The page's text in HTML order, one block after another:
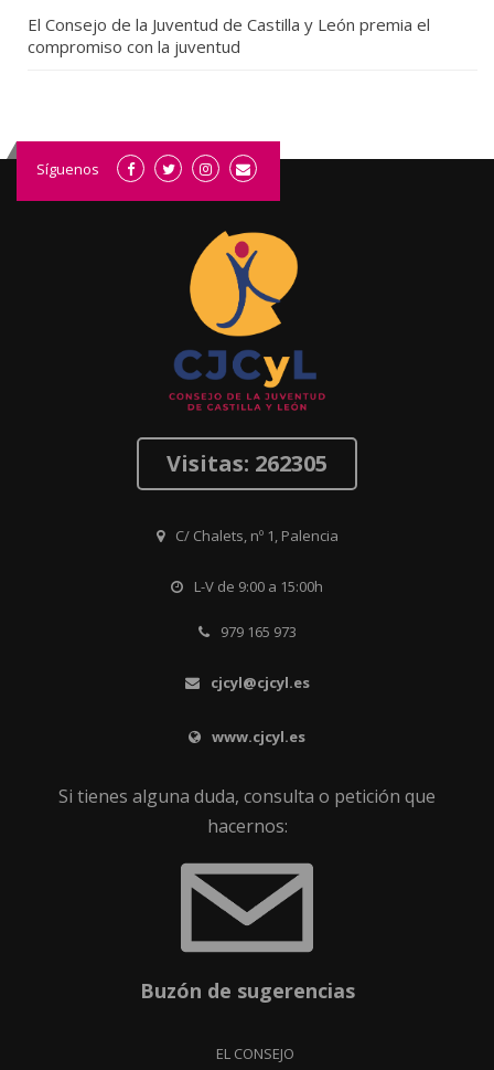
El Consejo de la Juventud de Castilla y León premia el
compromiso con la juventud
Síguenos
Visitas: 262305
C/ Chalets, nº 1, Palencia
L-V de 9:00 a 15:00h
979 165 973
cjcyl@cjcyl.es
www.cjcyl.es
Si tienes alguna duda, consulta o petición que
hacernos:
Buzón de sugerencias
EL CONSEJO